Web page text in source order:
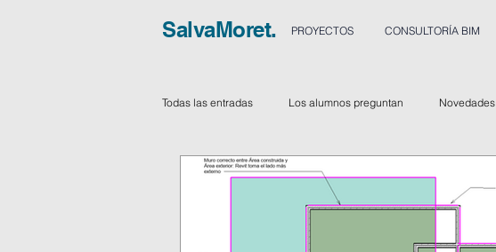
SalvaMoret. PROYECTOS CONSULTORÍA BIM
Todas las entradas Los alumnos preguntan Novedades